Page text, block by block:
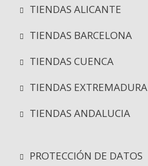
TIENDAS ALICANTE
TIENDAS BARCELONA
TIENDAS CUENCA
TIENDAS EXTREMADURA
TIENDAS ANDALUCIA
PROTECCIÓN DE DATOS